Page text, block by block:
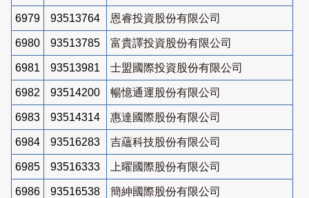
6979 93513764 恩睿投資股份有限公司
6980 93513785 富貴譯投資股份有限公司
6981 93513981 士盟國際投資股份有限公司
6982 93514200 暢憶通運股份有限公司
6983 93514314 惠達國際股份有限公司
6984 93516283 吉蘊科技股份有限公司
6985 93516333 上曜國際股份有限公司
6986 93516538 簡紳國際股份有限公司